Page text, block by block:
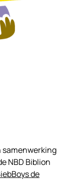
samenwerking
NBD Biblion
de